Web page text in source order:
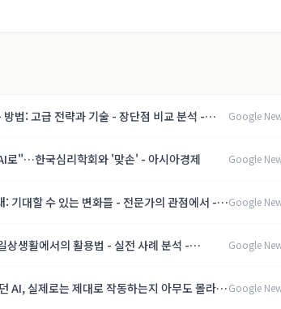
법: 고급 전략과 기술 - 장단점 비교 분석 -
Google
로"…한국심리학회와 '맞손' - 아시아경제 Google
기대할 수 있는 변화들 - 전문가의 관점에서 -
Google
상생활에서의 활용법 - 실전 사례 분석 -
Google
AI, 실제로는 제대로 작동하는지 아무도 몰라 - Google